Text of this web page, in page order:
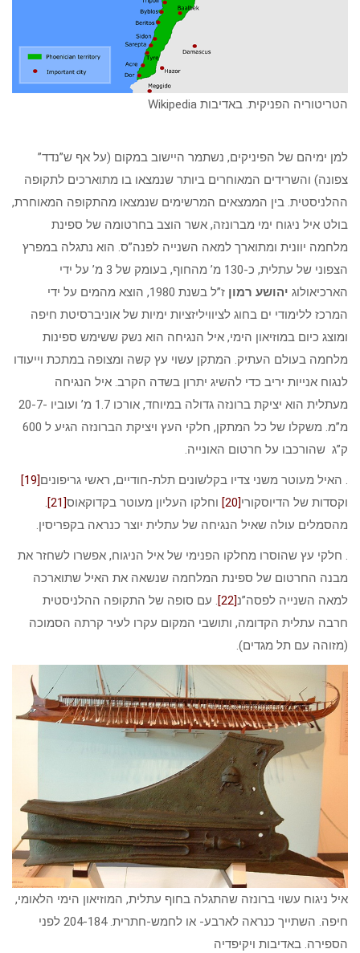
הטריטוריה הפניקית. באדיבות Wikipedia
למן ימיהם של הפיניקים, נשתמר היישוב במקום (על אף ש”נדד”
צפונה) והשרידים המאוחרים ביותר שנמצאו בו מתוארכים לתקופה
ההלניסטית. בין הממצאים המרשימים שנמצאו מהתקופה המאוחרת,
בולט איל ניגוח ימי מברונזה, אשר הוצב בחרטומה של ספינת
מלחמה יוונית ומתוארך למאה השנייה לפנה”ס. הוא נתגלה במפרץ
הצפוני של עתלית, כ-130 מ’ מהחוף, בעומק של 3 מ’ על ידי
הארכיאולוג יהושע רמון
ז”ל בשנת 1980, הוצא מהמים על ידי
המרכז ללימודי ים בחוג לציוויליזציות ימיות של אוניברסיטת חיפה
ומוצג כיום במוזיאון הימי, איל הנגיחה הוא נשק ששימש ספינות
מלחמה בעולם העתיק. המתקן עשוי עץ קשה ומצופה במתכת וייעודו
לנגוח אנייות יריב כדי להשיג יתרון בשדה הקרב. איל הנגיחה
מעתלית הוא יציקת ברונזה גדולה במיוחד, אורכו 1.7 מ’ ועוביו -20-7
מ”מ. משקלו של כל המתקן, חלקי העץ ויציקת הברונזה הגיע ל 600
ק”ג שהורכבו על חרטום האונייה.
. האיל מעוטר משני צדיו בקלשונים תלת-חודיים, ראשי גריפונים[19]
וקסדות של הדיוסקורי[20] וחלקו העליון מעוטר בקדוקאוס[21]
.
מהסמלים עולה שאיל הנגיחה של עתלית יוצר כנראה בקפריסין.
. חלקי עץ שהוסרו מחלקו הפנימי של איל הניגוח, אפשרו לשחזר את
מבנה החרטום של ספינת המלחמה שנשאה את האיל שתוארכה
למאה השנייה לפסה”נ[22]
. עם סופה של התקופה ההלניסטית
חרבה עתלית הקדומה, ותושבי המקום עקרו לעיר קרתה הסמוכה
(מזוהה עם תל מגדים).
איל ניגוח עשוי ברונזה שהתגלה בחוף עתלית, המוזיאון הימי הלאומי,
חיפה. השתייך כנראה לארבע- או לחמש-חתרית. 204-184 לפני
הספירה. באדיבות ויקיפדיה